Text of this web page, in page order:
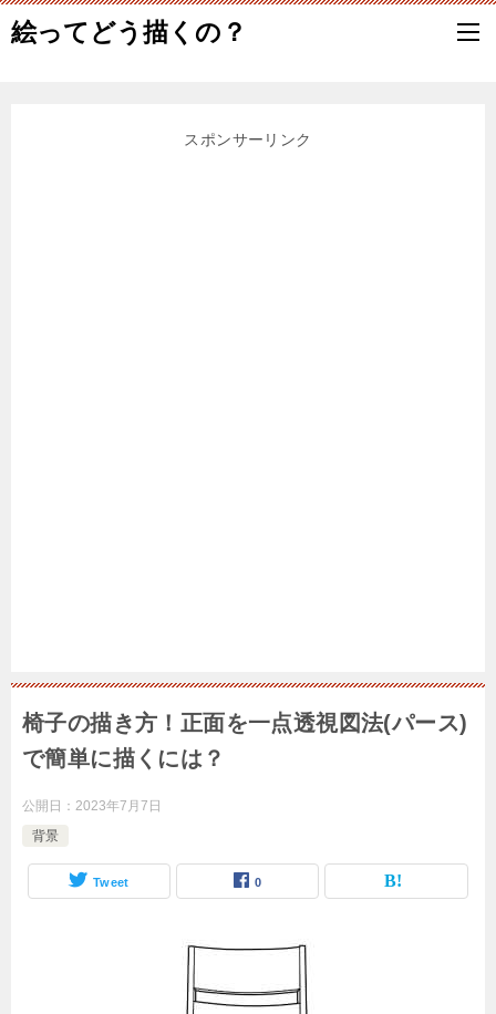
絵ってどう描くの？
スポンサーリンク
椅子の描き方！正面を一点透視図法(パース)
で簡単に描くには？
公開日： 2023年7月7日
背景
Tweet 0